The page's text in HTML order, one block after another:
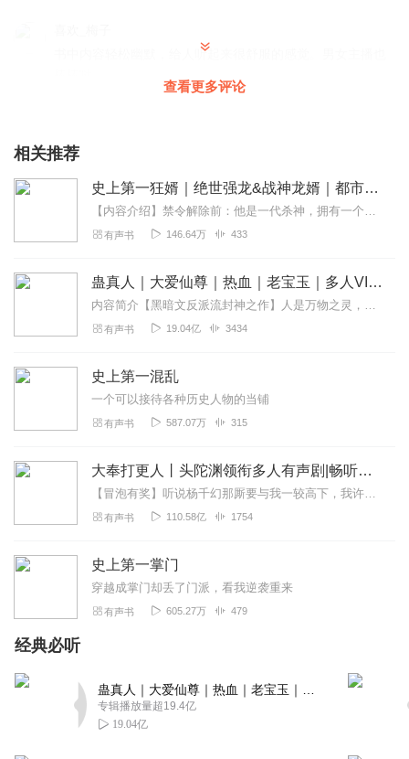
书中内容轻松幽默，给人听起来很舒服的感觉。男女主播也
书荒进行曲
活得下去我信
2021-10-20 1
海风作品 先赞后听 奥利给！
2021-02-14 1
666666666666666
2021-02-02
就是爱海风！没有理由的爱！
2020-11-05 1
挺好的，就是开头结和尾那个旁白比较墨迹，但是适应了就
好了。
2020-05-06
还不错，听得挺舒服的
回复 2020-04-11
查看更多评论
相关推荐
史上第一狂婿｜绝世强龙&战神龙婿｜都市上门龙婿
【内容介绍】禁令解除前：他是一代杀神，拥有一个美丽的老婆，却受尽欺辱，隐归于都市；禁令解除后：他是最强上门女婿。老婆对他百般讨好！小姑子给他端茶倒水！丈母娘跪地...
有声书 146.64万 433
蛊真人｜大爱仙尊｜热血｜老宝玉｜多人VIP免费有声剧
内容简介【黑暗文反派流封神之作】人是万物之灵，蛊是天地真精。一个穿越者不断重生的故事。一个养蛊、炼蛊、用蛊的奇特世界。配音组（男角色）老宝玉旁白...
有声书 19.04亿 3434
史上第一混乱
一个可以接待各种历史人物的当铺
有声书 587.07万 315
大奉打更人丨头陀渊领衔多人有声剧|畅听全集|王鹤棣、田曦薇主演影视剧原著|卖报小郎君
【冒泡有奖】听说杨千幻那厮要与我一较高下，我许七安要开始装叉了！快进入声音播放页戳下方输入框，冒个泡偷偷告诉我，我要用哪些诗词才能胜过他？说得好的，有赏！202...
有声书 110.58亿 1754
史上第一掌门
穿越成掌门却丢了门派，看我逆袭重来
有声书 605.27万 479
经典必听
专辑播放量超19.4亿
19.04亿